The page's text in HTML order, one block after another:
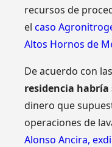
recursos de
elcaso
Altos Hornos de
De acuerdo con
residencia habría
dinero que
operaciones de
Alonso Ancira,